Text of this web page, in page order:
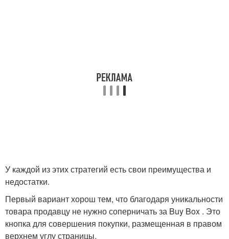
У каждой из этих стратегий есть свои преимущества и
недостатки.
Первый вариант хорош тем, что благодаря уникальности
товара продавцу не нужно соперничать за Buy Box . Это
кнопка для совершения покупки, размещенная в правом
верхнем углу страницы.